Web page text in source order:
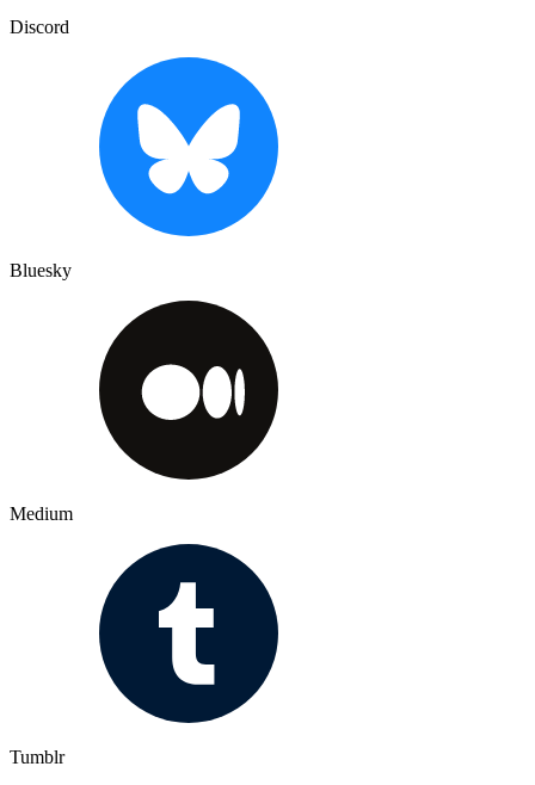
Discord
Bluesky
Medium
Tumblr